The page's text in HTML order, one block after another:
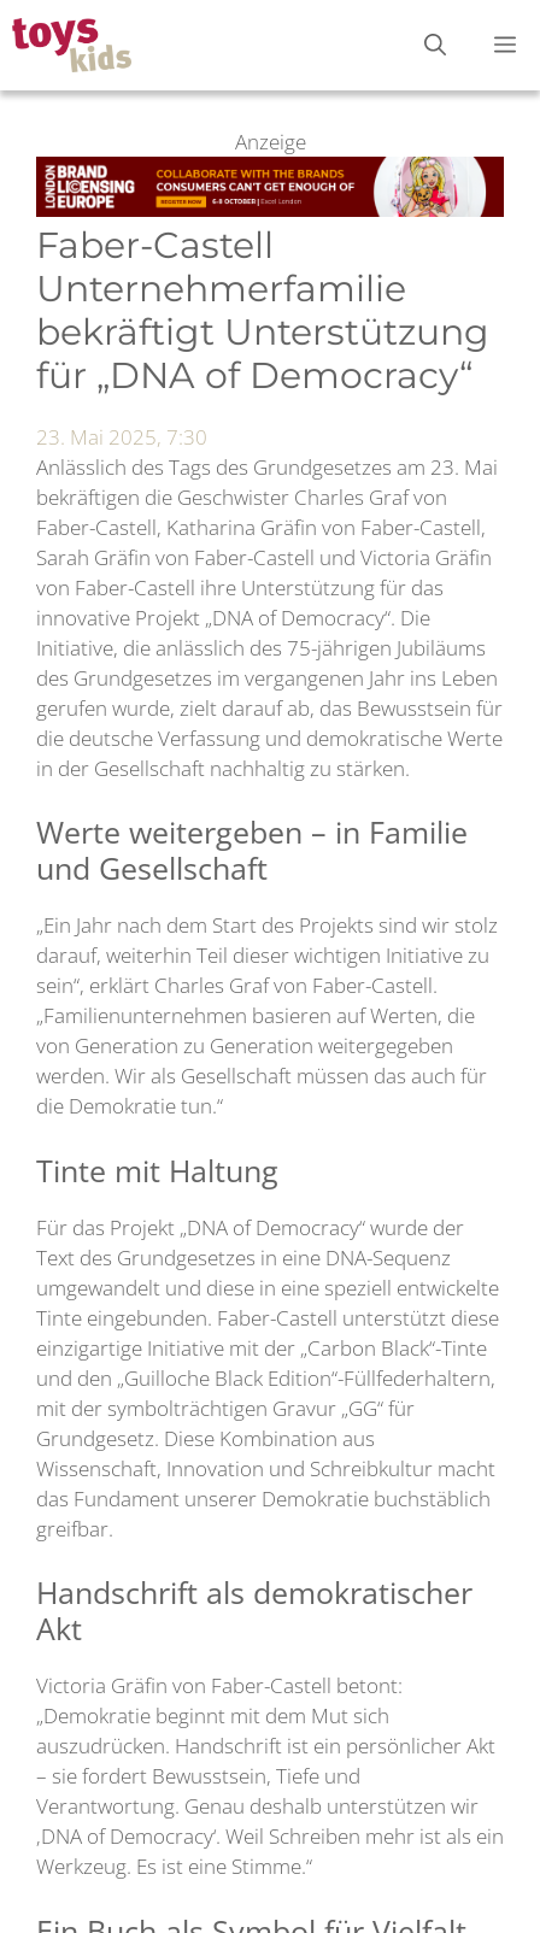
Zum
Inhalt
springen
Anzeige
Faber-Castell
Unternehmerfamilie
bekräftigt Unterstützung
für „DNA of Democracy“
23. Mai 2025, 7:30
Anlässlich des Tags des Grundgesetzes am 23. Mai
bekräftigen die Geschwister Charles Graf von
Faber-Castell, Katharina Gräfin von Faber-Castell,
Sarah Gräfin von Faber-Castell und Victoria Gräfin
von Faber-Castell ihre Unterstützung für das
innovative Projekt „DNA of Democracy“. Die
Initiative, die anlässlich des 75-jährigen Jubiläums
des Grundgesetzes im vergangenen Jahr ins Leben
gerufen wurde, zielt darauf ab, das Bewusstsein für
die deutsche Verfassung und demokratische Werte
in der Gesellschaft nachhaltig zu stärken.
Werte weitergeben – in Familie
und Gesellschaft
„Ein Jahr nach dem Start des Projekts sind wir stolz
darauf, weiterhin Teil dieser wichtigen Initiative zu
sein“, erklärt Charles Graf von Faber-Castell.
„Familienunternehmen basieren auf Werten, die
von Generation zu Generation weitergegeben
werden. Wir als Gesellschaft müssen das auch für
die Demokratie tun.“
Tinte mit Haltung
Für das Projekt „DNA of Democracy“ wurde der
Text des Grundgesetzes in eine DNA-Sequenz
umgewandelt und diese in eine speziell entwickelte
Tinte eingebunden. Faber-Castell unterstützt diese
einzigartige Initiative mit der „Carbon Black“-Tinte
und den „Guilloche Black Edition“-Füllfederhaltern,
mit der symbolträchtigen Gravur „GG“ für
Grundgesetz. Diese Kombination aus
Wissenschaft, Innovation und Schreibkultur macht
das Fundament unserer Demokratie buchstäblich
greifbar.
Handschrift als demokratischer
Akt
Victoria Gräfin von Faber-Castell betont:
„Demokratie beginnt mit dem Mut sich
auszudrücken. Handschrift ist ein persönlicher Akt
– sie fordert Bewusstsein, Tiefe und
Verantwortung. Genau deshalb unterstützen wir
‚DNA of Democracy‘. Weil Schreiben mehr ist als ein
Werkzeug. Es ist eine Stimme.“